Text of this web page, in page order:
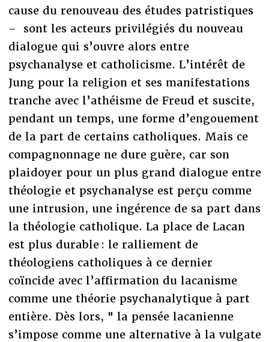
cause du renouveau des études patristiques
– sont les acteurs privilégiés du nouveau
dialogue qui s’ouvre alors entre
psychanalyse et catholicisme. L’intérêt de
Jung pour la religion et ses manifestations
tranche avec l’athéisme de Freud et suscite,
pendant un temps, une forme d’engouement
de la part de certains catholiques. Mais ce
compagnonnage ne dure guère, car son
plaidoyer pour un plus grand dialogue entre
théologie et psychanalyse est perçu comme
une intrusion, une ingérence de sa part dans
la théologie catholique. La place de Lacan
est plus durable : le ralliement de
théologiens catholiques à ce dernier
coïncide avec l’affirmation du lacanisme
comme une théorie psychanalytique à part
entière. Dès lors, " la pensée lacanienne
s’impose comme une alternative à la vulgate